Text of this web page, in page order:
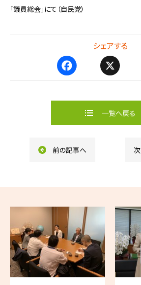
「議員総会」にて（自民党）
シェアする
e
o
一覧へ戻る
前の記事へ